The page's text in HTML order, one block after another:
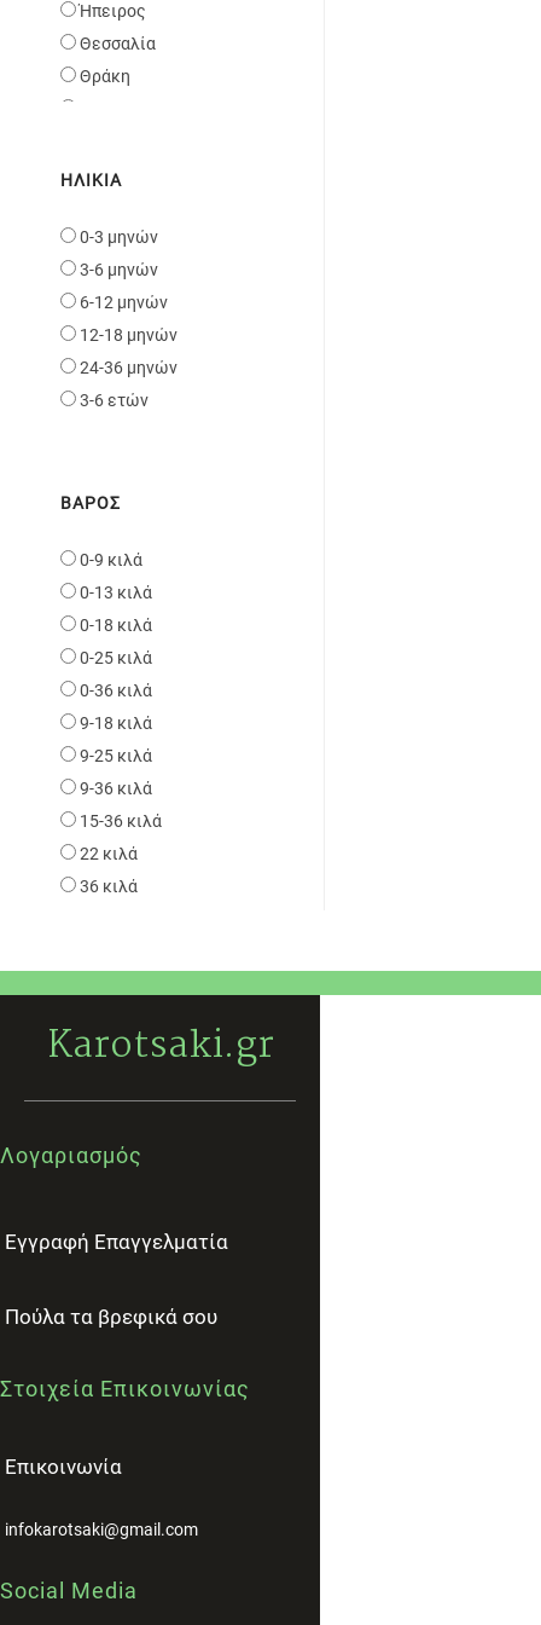
Bexa
Kunert
Ήπειρος
Θεσσαλία
Θράκη
Κυκλάδες
Πελοπόνησσος
Σποράδες και Εύβοια
Στερεά Ελλάδα
Κύπρος
ΗΛΙΚΊΑ
0-3 μηνών
3-6 μηνών
6-12 μηνών
12-18 μηνών
24-36 μηνών
3-6 ετών
ΒΆΡΟΣ
0-9 κιλά
0-13 κιλά
0-18 κιλά
0-25 κιλά
0-36 κιλά
9-18 κιλά
9-25 κιλά
9-36 κιλά
15-36 κιλά
22 κιλά
36 κιλά
Karotsaki.gr
Λογαριασμός
Εγγραφή Επαγγελματία
Πούλα τα βρεφικά σου
Στοιχεία Επικοινωνίας
Επικοινωνία
infokarotsaki@gmail.com
Social Media